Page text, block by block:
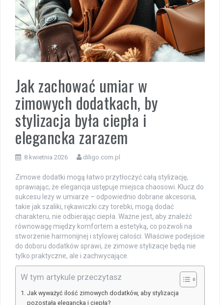
Jak zachować umiar w
zimowych dodatkach, by
stylizacja była ciepła i
elegancka zarazem
8 kwietnia 2026 diligo.com.pl
Zimowe dodatki mogą łatwo przytłoczyć całą stylizację,
sprawiając, że elegancja ustępuje miejsca chaosowi. Klucz do
sukcesu leży w umiarze – odpowiednio dobrane akcesoria,
takie jak szaliki, rękawiczki czy torebki, mogą dodać
charakteru, nie odbierając ciepła. Ważne jest, aby znaleźć
równowagę między komfortem a estetyką, co pozwoli na
stworzenie harmonijnej i stylowej całości. Właściwe podejście
do doboru dodatków sprawi, że zimowe stylizacje będą nie
tylko praktyczne, ale i zachwycające.
W tym artykule przeczytasz
Jak wyważyć ilość zimowych dodatków, aby stylizacja
pozostała elegancka i ciepła?